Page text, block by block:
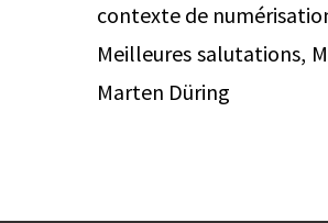
contexte de
Meilleures salutations,
Marten Düring